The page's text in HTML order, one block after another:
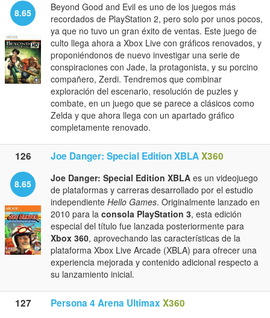
8.65
Beyond Good and Evil es uno de los juegos más
recordados de PlayStation 2, pero solo por unos pocos,
ya que no tuvo un gran éxito de ventas. Este juego de
culto llega ahora a Xbox Live con gráficos renovados, y
proponiéndonos de nuevo investigar una serie de
conspiraciones con Jade, la protagonista, y su porcino
compañero, Zerdi. Tendremos que combinar
exploración del escenario, resolución de puzles y
combate, en un juego que se parece a clásicos como
Zelda y que ahora llega con un apartado gráfico
completamente renovado.
126 Joe Danger: Special Edition XBLAX360
8.65 Joe Danger: Special Edition XBLA es un videojuego
de plataformas y carreras desarrollado por el estudio
independiente Hello Games. Originalmente lanzado en
2010 para la consola PlayStation 3, esta edición
especial del título fue lanzada posteriormente para
Xbox 360, aprovechando las características de la
plataforma Xbox Live Arcade (XBLA) para ofrecer una
experiencia mejorada y contenido adicional respecto a
su lanzamiento inicial.
127 Persona 4 Arena Ultimax X360